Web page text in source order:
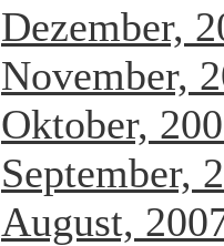
Dezember,
November,
Oktober,
September,
August,